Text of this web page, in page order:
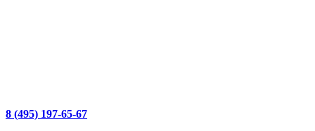
8 (495) 197-65-67